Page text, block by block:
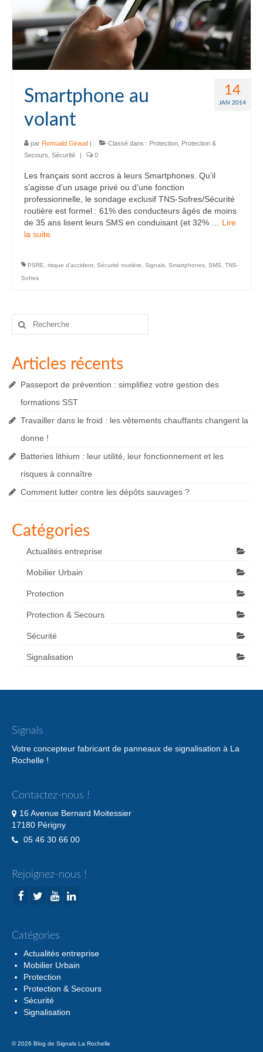
14
JAN 2014
Smartphone au
volant
par Romuald Giraud | Classé dans : Protection Protection &
Secours Sécurité | 0
Les français sont accros à leurs Smartphones. Qu’il
s’agisse d’un usage privé ou d’une fonction
professionnelle, le sondage exclusif TNS-Sofres/Sécurité
routière est formel : 61% des conducteurs âgés de moins
de 35 ans lisent leurs SMS en conduisant (et 32% … Lire
la suite­­
PSRE risque d’accident Sécurité routière Signals Smartphones SMS
TNS-
Sofres
Rechercher
Articles récents
Passeport de prévention : simplifiez votre gestion des
formations SST
Travailler dans le froid : les vêtements chauffants changent la
donne !
Batteries lithium : leur utilité, leur fonctionnement et les
risques à connaître
Comment lutter contre les dépôts sauvages ?
Catégories
Actualités entreprise
Mobilier Urbain
Protection
Protection & Secours
Sécurité
Signalisation
Signals
Votre concepteur fabricant de panneaux de signalisation à La
Rochelle !
Contactez-nous !
16 Avenue Bernard Moitessier
17180 Périgny
05 46 30 66 00
Rejoignez-nous !
Catégories
Actualités entreprise
Mobilier Urbain
Protection
Protection & Secours
Sécurité
Signalisation
© 2026 Blog de Signals La Rochelle